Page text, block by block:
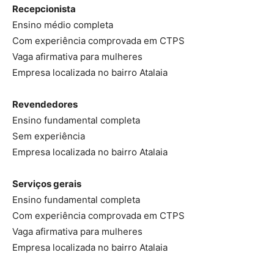
Recepcionista
Ensino médio completa
Com experiência comprovada em CTPS
Vaga afirmativa para mulheres
Empresa localizada no bairro Atalaia
Revendedores
Ensino fundamental completa
Sem experiência
Empresa localizada no bairro Atalaia
Serviços gerais
Ensino fundamental completa
Com experiência comprovada em CTPS
Vaga afirmativa para mulheres
Empresa localizada no bairro Atalaia